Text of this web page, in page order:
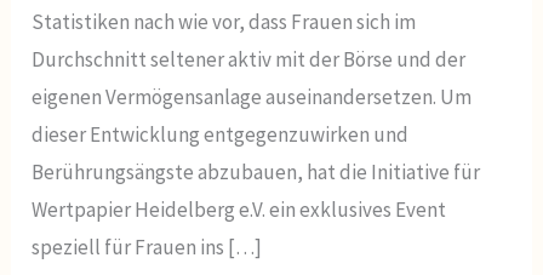
Statistiken nach wie vor, dass Frauen sich im
Durchschnitt seltener aktiv mit der Börse und der
eigenen Vermögensanlage auseinandersetzen. Um
dieser Entwicklung entgegenzuwirken und
Berührungsängste abzubauen, hat die Initiative für
Wertpapier Heidelberg e.V. ein exklusives Event
speziell für Frauen ins […]